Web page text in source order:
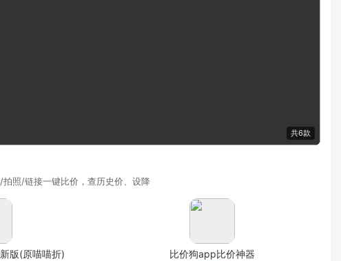
共6款
照/链接一键比价，查历史价、设降
版(原喵喵折) 比价狗app比价神器